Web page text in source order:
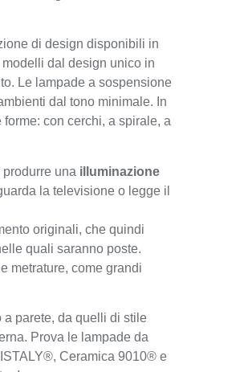
di design disponibili in
dal design unico in
Le lampade a sospensione
dal tono minimale. In
con cerchi, a spirale, a
una illuminazione
la televisione o legge il
originali, che quindi
quali saranno poste.
metrature, come grandi
parete, da quelli di stile
Prova le lampade da
Ceramica 9010® e